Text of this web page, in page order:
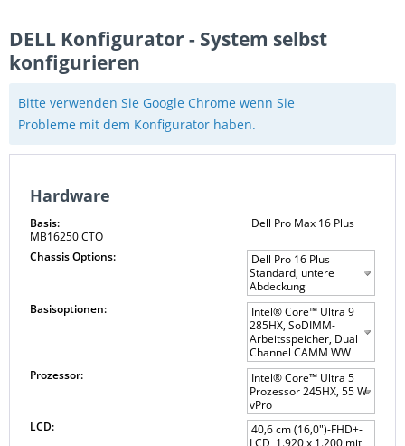
DELL Konfigurator - System selbst
konfigurieren
Bitte verwenden Sie Google Chrome wenn Sie
Probleme mit dem Konfigurator haben.
Hardware
Basis:
Dell Pro Max 16 Plus
MB16250 CTO
Chassis Options:
Dell Pro 16 Plus
Standard, untere
Abdeckung
Basisoptionen:
Intel® Core™ Ultra 9
285HX, SoDIMM-
Arbeitsspeicher, Dual
Channel CAMM WW
Prozessor:
Intel® Core™ Ultra 5
Prozessor 245HX, 55 W
vPro
LCD:
40,6 cm (16,0")-FHD+-
LCD, 1.920 x 1.200 mit